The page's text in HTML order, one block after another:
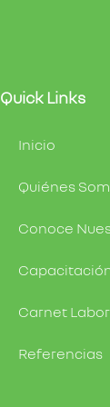
Quick Links
Inicio
Quiénes
Conoce
Carnet
Referencias